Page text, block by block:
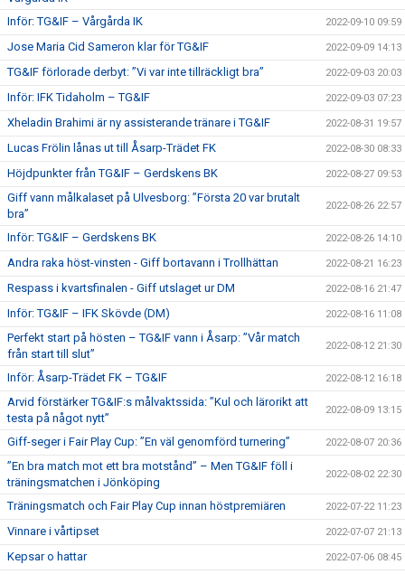
Inför: TG&IF – Vårgårda IK 2022-09-10 09:59
Jose Maria Cid Sameron klar för TG&IF 2022-09-09 14:13
TG&IF förlorade derbyt: ”Vi var inte tillräckligt bra” 2022-09-03 20:03
Inför: IFK Tidaholm – TG&IF 2022-09-03 07:23
Xheladin Brahimi är ny assisterande tränare i TG&IF 2022-08-31 19:57
Lucas Frölin lånas ut till Åsarp-Trädet FK 2022-08-30 08:33
Höjdpunkter från TG&IF – Gerdskens BK 2022-08-27 09:53
Giff vann målkalaset på Ulvesborg: ”Första 20 var brutalt
bra”
2022-08-26 22:57
Inför: TG&IF – Gerdskens BK 2022-08-26 14:10
Andra raka höst-vinsten - Giff bortavann i Trollhättan 2022-08-21 16:23
Respass i kvartsfinalen - Giff utslaget ur DM 2022-08-16 21:47
Inför: TG&IF – IFK Skövde (DM) 2022-08-16 11:08
Perfekt start på hösten – TG&IF vann i Åsarp: ”Vår match
från start till slut”
2022-08-12 21:30
Inför: Åsarp-Trädet FK – TG&IF 2022-08-12 16:18
Arvid förstärker TG&IF:s målvaktssida: ”Kul och lärorikt att
testa på något nytt”
2022-08-09 13:15
Giff-seger i Fair Play Cup: ”En väl genomförd turnering” 2022-08-07 20:36
”En bra match mot ett bra motstånd” – Men TG&IF föll i
träningsmatchen i Jönköping
2022-08-02 22:30
Träningsmatch och Fair Play Cup innan höstpremiären 2022-07-22 11:23
Vinnare i vårtipset 2022-07-07 21:13
Kepsar o hattar 2022-07-06 08:45